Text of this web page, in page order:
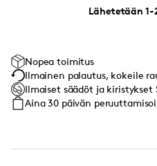
Lähetetään
Nopea toimitus
Ilmainen palautus, kokeile
Ilmaiset säädöt ja kiristykset
Aina 30 päivän